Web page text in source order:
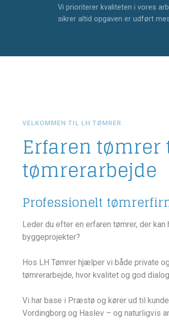
Vi prioriterer kvaliteten i vores
sikrer altid opgaven er udført
VELKOMMEN TIL LH TØMRER
Erfaren
tømrerarbejde
Professionelt
Leder du efter en erfaren tømrer, der
byggeprojekter?
Hos LH Tømrer hjælper vi både private
tømrerarbejde, hvor kvalitet og god
Vi har base i Præstø og kører ud til
Vordingborg og Haslev – og naturligvis